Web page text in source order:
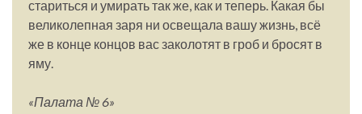
стариться и умирать так же, как и теперь. Какая бы
великолепная заря ни освещала вашу жизнь, всё
же в конце концов вас заколотят в гроб и бросят в
яму.
«Палата № 6»